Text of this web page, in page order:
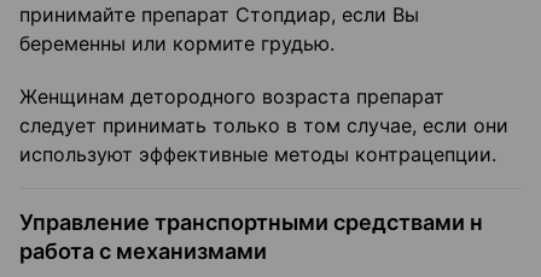
принимайте препарат Стопдиар, если Вы
беременны или кормите грудью.
Женщинам детородного возраста препарат
следует принимать только в том случае, если они
используют эффективные методы контрацепции.
Управление транспортными средствами н
работа с механизмами